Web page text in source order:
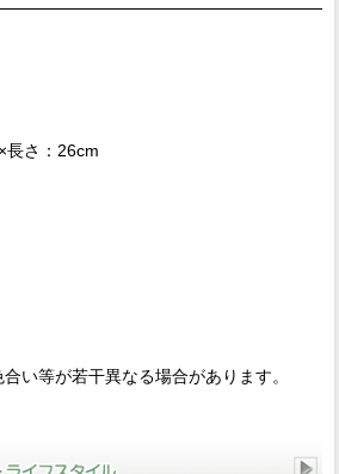
長さ：26cm
い等が若干異なる場合があります。